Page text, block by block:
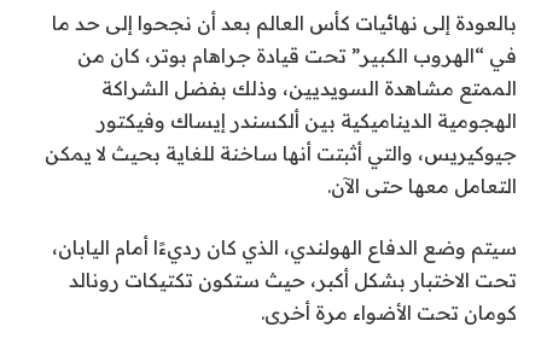
بالعودة إلى نهائيات كأس العالم بعد أن نجحوا إلى حد ما
في “الهروب الكبير” تحت قيادة جراهام بوتر، كان من
الممتع مشاهدة السويديين، وذلك بفضل الشراكة
الهجومية الديناميكية بين ألكسندر إيساك وفيكتور
جيوكيريس، والتي أثبتت أنها ساخنة للغاية بحيث لا يمكن
التعامل معها حتى الآن.
سيتم وضع الدفاع الهولندي، الذي كان رديءًا أمام اليابان،
تحت الاختبار بشكل أكبر، حيث ستكون تكتيكات رونالد
كومان تحت الأضواء مرة أخرى.